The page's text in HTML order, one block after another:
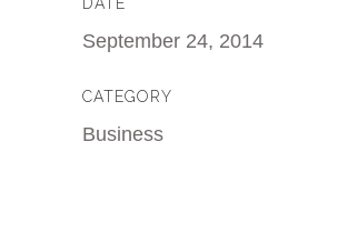
September 24, 2014
CATEGORY
Business